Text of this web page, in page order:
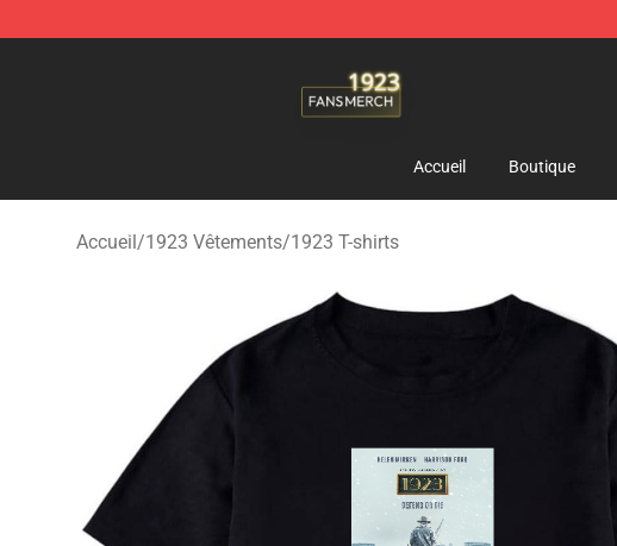
Accueil Boutique
Accueil/1923 Vêtements/1923 T-shirts